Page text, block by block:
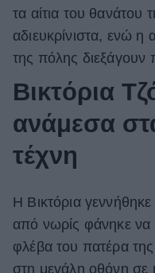
Γάμος
Market News
τα αίτια του θανάτου
αδιευκρίνιστα, ενώ η
της πόλης διεξάγουν
Βικτόρια
ανάμεσα
τέχνη
Η Βικτόρια
από νωρίς φάνηκε να
φλέβα του πατέρα
στη μεγάλη οθόνη σε